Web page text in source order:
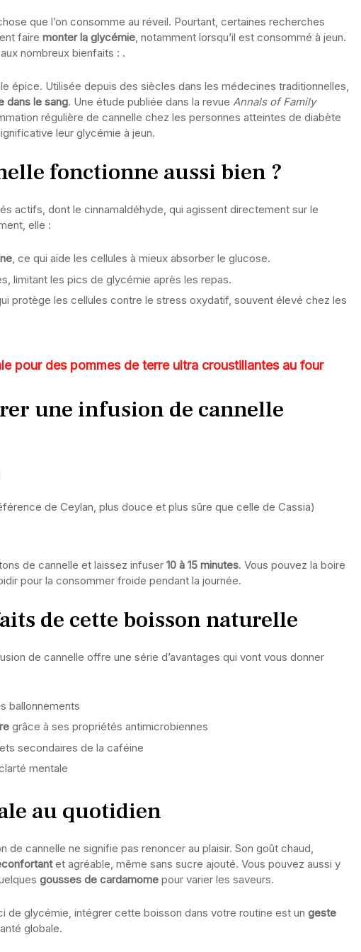
que l’on consomme au réveil. Pourtant, certaines recherches
faire monter la glycémie, notamment lorsqu’il est consommé à jeun.
nombreux bienfaits : .
épice. Utilisée depuis des siècles dans les médecines traditionnelles,
dans le sang. Une étude publiée dans la revue Annals of Family
régulière de cannelle chez les personnes atteintes de diabète
leur glycémie à jeun.
fonctionne aussi bien ?
actifs, dont le cinnamaldéhyde, qui agissent directement sur le
elle :
, ce qui aide les cellules à mieux absorber le glucose.
limitant les pics de glycémie après les repas.
protège les cellules contre le stress oxydatif, souvent élevé chez les
pour des pommes de terre ultra croustillantes au four
une infusion de cannelle
de Ceylan, plus douce et plus sûre que celle de Cassia)
de cannelle et laissez infuser 10 à 15 minutes. Vous pouvez la boire
pour la consommer froide pendant la journée.
de cette boisson naturelle
de cannelle offre une série d’avantages qui vont vous donner
ballonnements
grâce à ses propriétés antimicrobiennes
secondaires de la caféine
mentale
au quotidien
de cannelle ne signifie pas renoncer au plaisir. Son goût chaud,
et agréable, même sans sucre ajouté. Vous pouvez aussi y
gousses de cardamome pour varier les saveurs.
de glycémie, intégrer cette boisson dans votre routine est un geste
globale.